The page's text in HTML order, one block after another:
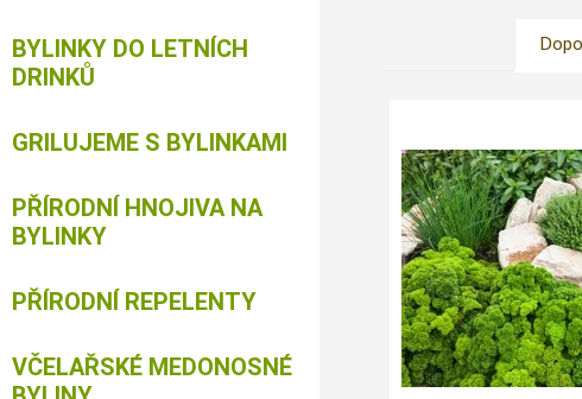
BYLINKY DO LETNÍCH
DRINKŮ
GRILUJEME S BYLINKAMI
PŘÍRODNÍ HNOJIVA NA
BYLINKY
PŘÍRODNÍ REPELENTY
VČELAŘSKÉ MEDONOSNÉ